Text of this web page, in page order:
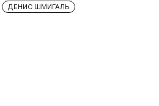
ДЕНИС ШМИГАЛЬ